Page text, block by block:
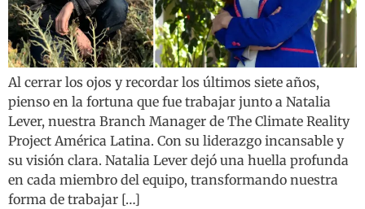
Al cerrar los ojos y recordar los últimos siete años,
pienso en la fortuna que fue trabajar junto a Natalia
Lever, nuestra Branch Manager de The Climate Reality
Project América Latina. Con su liderazgo incansable y
su visión clara. Natalia Lever dejó una huella profunda
en cada miembro del equipo, transformando nuestra
forma de trabajar […]